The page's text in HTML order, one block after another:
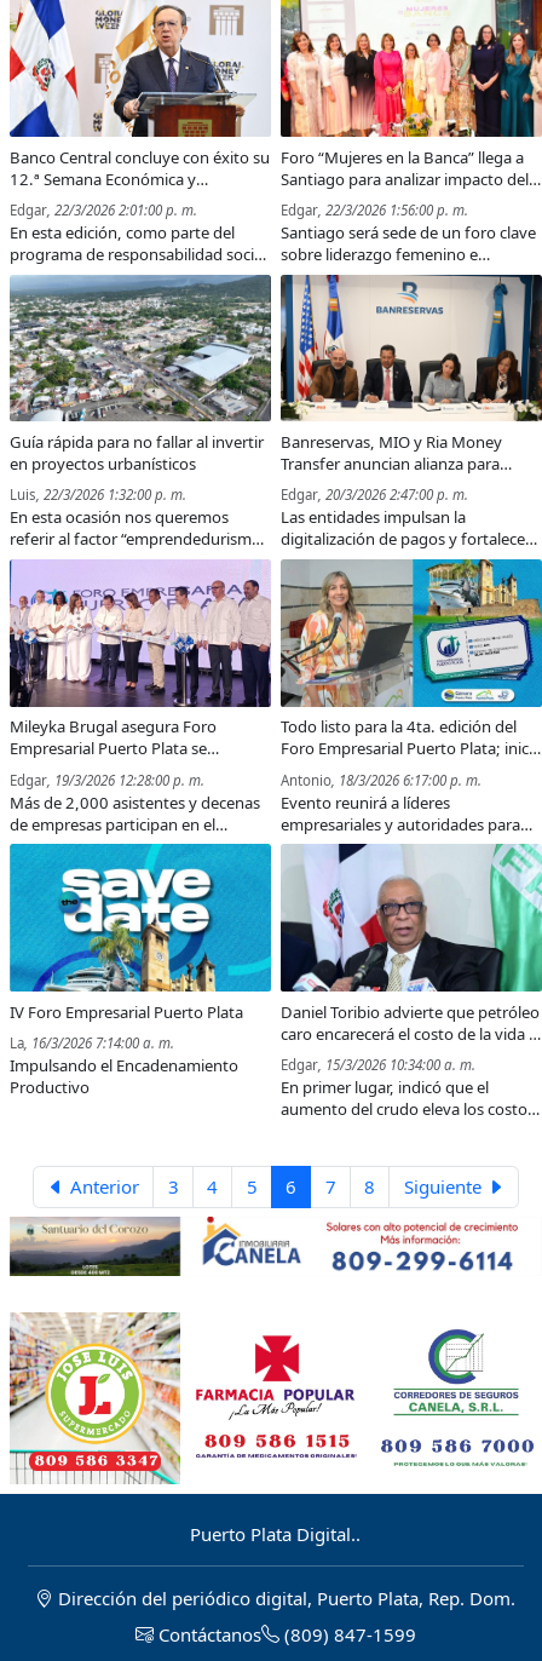
Semana Santa.
Comercio de Puerto Plata y la Zona
Franca Industrial de Puerto Plata, se
consolida como una figura clave en
el desarrollo económico, turístico e
industrial de la región Norte.
Banco Central concluye con éxito su
12.ª Semana Económica y
Financiera, con 10,082 visitantes
Edgar, 22/3/2026 2:01:00 p. m.
En esta edición, como parte del
programa de responsabilidad social
Aula Central, que se integra al
movimiento internacional Global
Money Week, la #sefBCRD alcanzó
un total de 10,082 visitantes.
Foro “Mujeres en la Banca” llega a
Santiago para analizar impacto del
liderazgo femenino en el sector
financiero del Cibao
Edgar, 22/3/2026 1:56:00 p. m.
Santiago será sede de un foro clave
sobre liderazgo femenino e
inclusión financiera en la banca.
Guía rápida para no fallar al invertir
en proyectos urbanísticos
Luis, 22/3/2026 1:32:00 p. m.
En esta ocasión nos queremos
referir al factor “emprendedurismo
urbanístico” y, en ese contexto, es
imperativo advertir a los inversores
sobre los criterios legales y técnicos
que deben validar antes de lanzarse
a aceptar ofertas aparentemente
jugosas, pero que a la larga podrían
ocasionarle más dolores de cabezas
que satisfacciones.
Banreservas, MIO y Ria Money
Transfer anuncian alianza para
fortalecer remesas e inclusión
financiera
Edgar, 20/3/2026 2:47:00 p. m.
Las entidades impulsan la
digitalización de pagos y fortalecen
el ecosistema de remesas en el país.
Mileyka Brugal asegura Foro
Empresarial Puerto Plata se
consolida como un espacio para el
crecimiento empresarial de la
provincia
Edgar, 19/3/2026 12:28:00 p. m.
Más de 2,000 asistentes y decenas
de empresas participan en el
principal encuentro de negocios de
Puerto Plata.
Todo listo para la 4ta. edición del
Foro Empresarial Puerto Plata; inicia
este miércoles
Antonio, 18/3/2026 6:17:00 p. m.
Evento reunirá a líderes
empresariales y autoridades para
impulsar el desarrollo económico y
las oportunidades de negocios en la
provincia.
IV Foro Empresarial Puerto Plata
La, 16/3/2026 7:14:00 a. m.
Impulsando el Encadenamiento
Productivo
Daniel Toribio advierte que petróleo
caro encarecerá el costo de la vida y
presionará las finanzas públicas
Edgar, 15/3/2026 10:34:00 a. m.
En primer lugar, indicó que el
aumento del crudo eleva los costos
dependiente del transporte
terrestre como la dominicana, el
encarecimiento del combustible
incrementa el costo de mover
mercancías, distribuir alimentos,
Anterior 3 4 5 6 7 8 Siguiente
Puerto Plata Digital..
Dirección del periódico digital, Puerto Plata, Rep. Dom.
Contáctanos
(809) 847-1599